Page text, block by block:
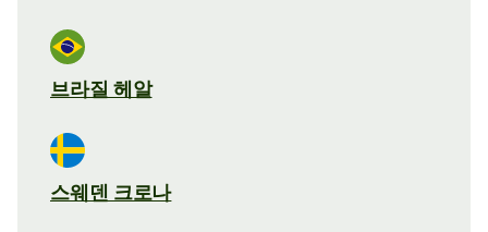
브라질 헤알
스웨덴 크로나